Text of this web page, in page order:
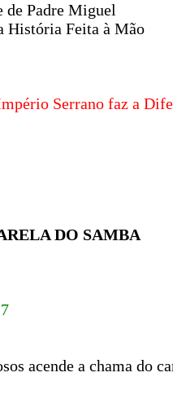
de Padre Miguel
História Feita à Mão
Serrano faz a
DO SAMBA
acende a chama do